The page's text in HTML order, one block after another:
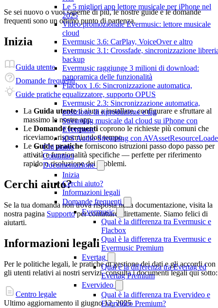
Le 5 migliori app lettore musicale per iPhone nel
2025
Video promozionale Evermusic: lettore musicale
cloud
Evermusic 3.6: CarPlay, VoiceOver e altro
Evermusic 3.1: Crossfade, sincronizzazione
backup
Evermusic raggiunge 3 milioni di download:
panoramica delle funzionalità
Flacbox 1.6: Sincronizzazione automatica,
equalizzatore, supporto OPUS
Evermusic 2.3: Sincronizzazione automatica,
posizione di riproduzione e tag
Streaming musicale dal cloud su iPhone con
Evermusic
iOS Audio Streaming con
Chi siamo
Contattaci
Documentazione
Inizia
Cerchi aiuto?
Informazioni legali
Domande frequenti
Evermusic
Qual è la differenza tra Evermusic e
Flacbox
Qual è la differenza tra Evermusic e
Evermusic Premium
Evertag
Qual è la differenza tra Evertag ed
Evertag Premium
Evervideo
Qual è la differenza tra Evervideo e
Evervideo Premium?
Se sei nuovo o vuoi saperne di più, le nostre guide e le domande
frequenti sono un ottimo punto di partenza.
Inizia
Guida utente
Domande frequenti
Guide pratiche
La Guida utenteti aiuta a installare, configurare e sfruttare al
massimo le nostre app.
Le Domande frequenti coprono le richieste più comuni che
riceviamo, risparmiandoti tempo.
Le Guide pratiche forniscono istruzioni passo dopo passo per
attività e funzionalità specifiche — perfette per riferimento
rapido o risoluzione dei problemi.
Cerchi aiuto?
Se la tua domanda non trova risposta nella documentazione, visita la
nostra pagina Supportoper contattarci direttamente. Siamo felici di
aiutarti.
Informazioni legali
Per le politiche legali, le pratiche di gestione dei dati e gli accordi con
gli utenti relativi ai nostri servizi, consulta i documenti legali qui sotto:
Centro legale
Ultimo aggiornamento il giugno 12, 2025